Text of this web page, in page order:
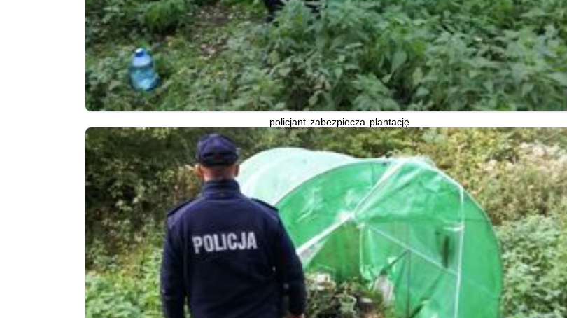
policjant zabezpiecza plantację